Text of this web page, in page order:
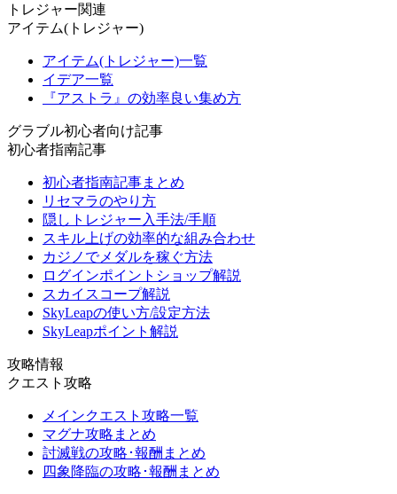
トレジャー関連
アイテム(トレジャー)
アイテム(トレジャー)一覧
イデア一覧
『アストラ』の効率良い集め方
グラブル初心者向け記事
初心者指南記事
初心者指南記事まとめ
リセマラのやり方
隠しトレジャー入手法/手順
スキル上げの効率的な組み合わせ
カジノでメダルを稼ぐ方法
ログインポイントショップ解説
スカイスコープ解説
SkyLeapの使い方/設定方法
SkyLeapポイント解説
攻略情報
クエスト攻略
メインクエスト攻略一覧
マグナ攻略まとめ
討滅戦の攻略･報酬まとめ
四象降臨の攻略･報酬まとめ